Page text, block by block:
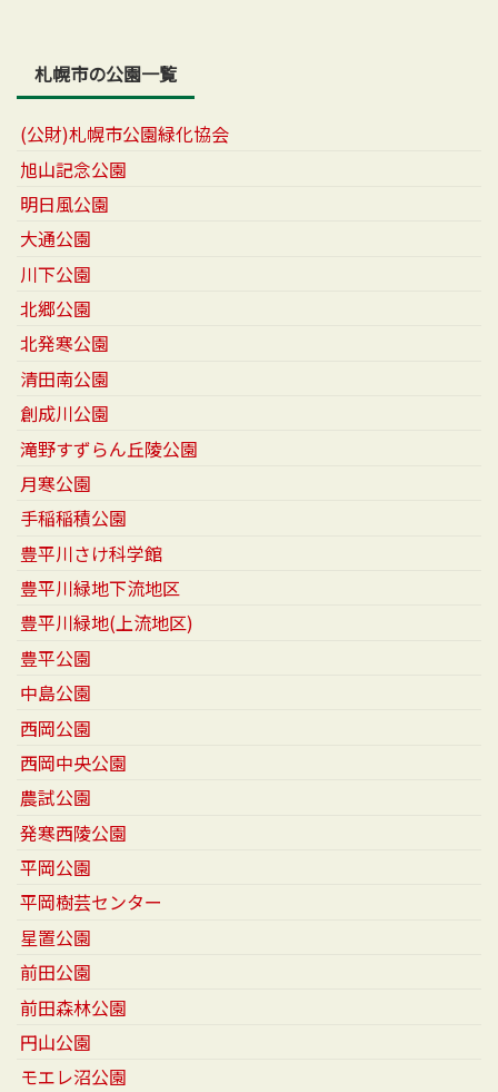
札幌市の公園一覧
(公財)札幌市公園緑化協会
旭山記念公園
明日風公園
大通公園
川下公園
北郷公園
北発寒公園
清田南公園
創成川公園
滝野すずらん丘陵公園
月寒公園
手稲稲積公園
豊平川さけ科学館
豊平川緑地下流地区
豊平川緑地(上流地区)
豊平公園
中島公園
西岡公園
西岡中央公園
農試公園
発寒西陵公園
平岡公園
平岡樹芸センター
星置公園
前田公園
前田森林公園
円山公園
モエレ沼公園